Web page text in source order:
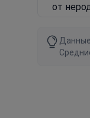
от